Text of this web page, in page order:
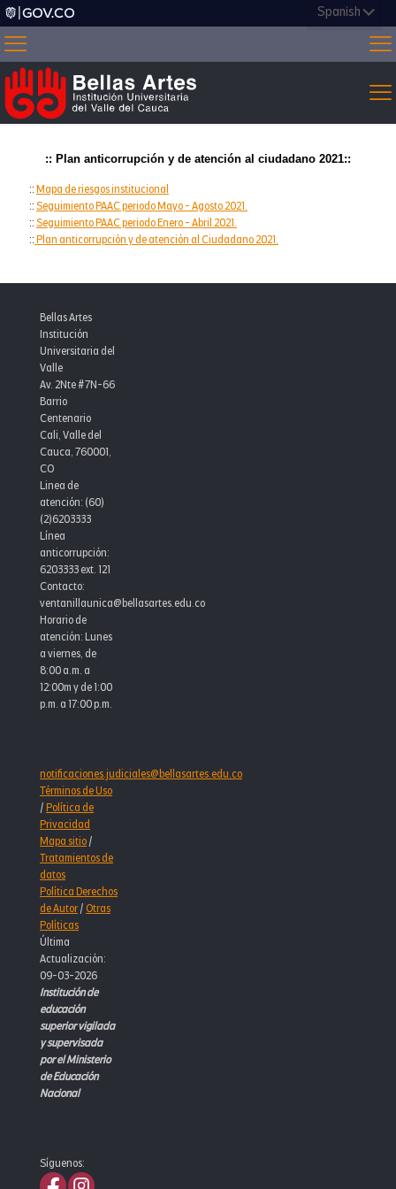
:: Plan anticorrupción y de atención al ciudadano 2021::
::Mapa de riesgos institucional
::Seguimiento PAAC periodo Mayo - Agosto 2021.
::Seguimiento PAAC periodo Enero - Abril 2021.
::Plan anticorrupción y de atención al Ciudadano 2021.
Bellas Artes
Institución
Universitaria del
Valle
Av. 2Nte #7N-66
Barrio
Centenario
Cali, Valle del
Cauca, 760001,
CO
Linea de
atención: (60)
(2)6203333
Línea
anticorrupción:
6203333 ext. 121
Contacto:
ventanillaunica@bellasartes.edu.co
Horario de
atención: Lunes
a viernes, de
8:00 a.m. a
12:00m y de 1:00
p.m. a 17:00 p.m.
notificaciones.judiciales@bellasartes.edu.co
Términos de Uso
/Política de
Privacidad
Mapa sitio/
Tratamientos de
datos
Política Derechos
de Autor/Otras
Políticas
Última
Actualización:
09-03-2026
Institución de
educación
superior vigilada
y supervisada
por el Ministerio
de Educación
Nacional
Síguenos: